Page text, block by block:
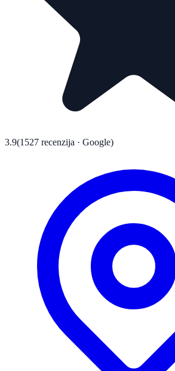
3.9(1527 recenzija · Google)